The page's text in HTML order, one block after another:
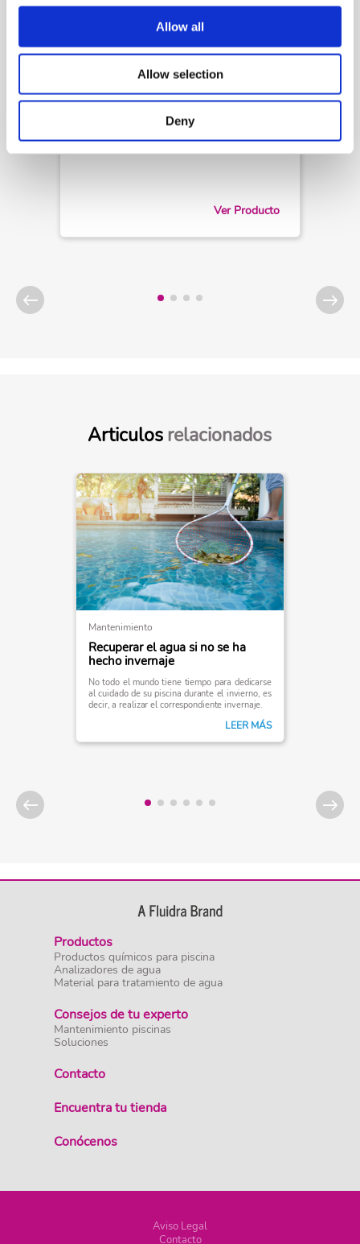
Allow all
Allow selection
Deny
Productos químicos para piscina
CTX-500 AlgaStop
Ver Producto
Articulosrelacionados
Mantenimiento
Recuperar el agua si no se ha
hecho invernaje
No todo el mundo tiene tiempo para dedicarse
al cuidado de su piscina durante el invierno, es
decir, a realizar el correspondiente invernaje.
LEER MÁS
Productos
Productos químicos para piscina
Analizadores de agua
Material para tratamiento de agua
Consejos de tu experto
Mantenimiento piscinas
Soluciones
Contacto
Encuentra tu tienda
Conócenos
Aviso Legal
Contacto